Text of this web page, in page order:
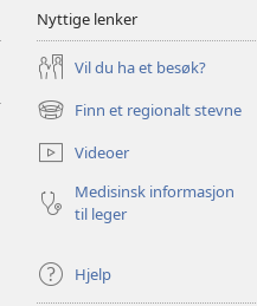
Nyttige lenker
Vil du ha et besøk?
Finn et regionalt stevne
(åpner
nytt
vindu)
Videoer
Medisinsk informasjon
til leger
Hjelp